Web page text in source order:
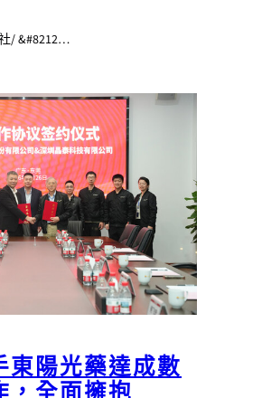
/ &#8212…
東陽光藥達成數
，全面擁抱